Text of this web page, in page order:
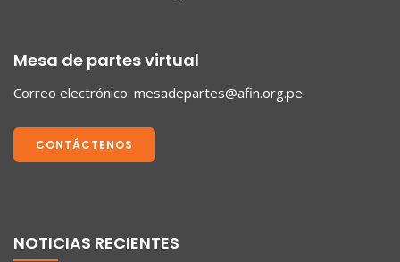
Mesa de partes virtual
Correo electrónico: mesadepartes@afin.org.pe
CONTÁCTENOS
NOTICIAS RECIENTES